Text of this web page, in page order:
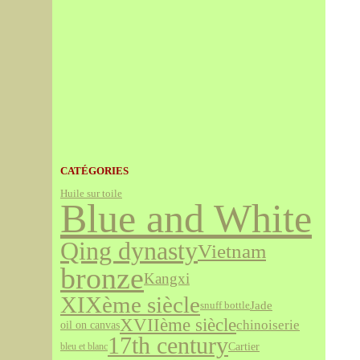
CATÉGORIES
Huile sur toile
Blue and White
Qing dynastyVietnam
bronzeKangxi
XIXème sièclesnuff bottleJade
oil on canvasXVIIème sièclechinoiserie
bleu et blanc17th centuryCartier